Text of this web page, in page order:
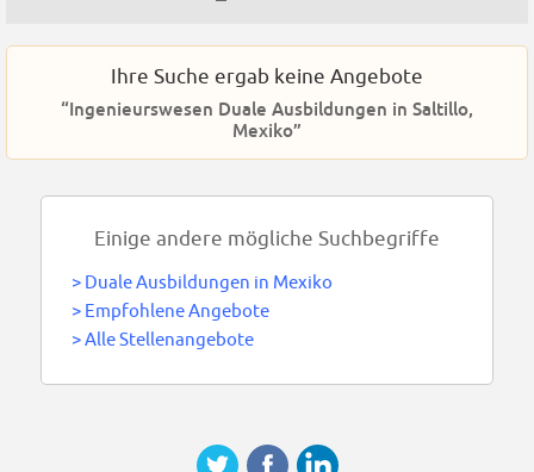
Ihre Suche ergab keine Angebote
“Ingenieurswesen Duale Ausbildungen in Saltillo,
Mexiko”
Einige andere mögliche Suchbegriffe
> Duale Ausbildungen in Mexiko
> Empfohlene Angebote
>Alle Stellenangebote